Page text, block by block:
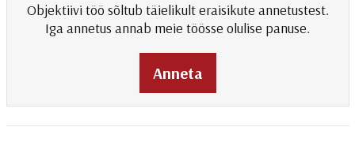
Objektiivi töö sõltub täielikult eraisikute annetustest.
Iga annetus annab meie töösse olulise panuse.
Anneta